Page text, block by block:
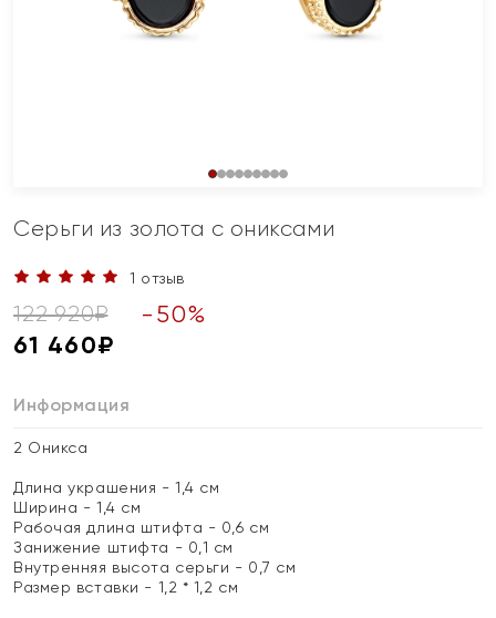
Серьги из золота с ониксами
1 отзыв
122 920₽ - 50%
61 460₽
Информация
2 Оникса
Длина украшения - 1,4 см
Ширина - 1,4 см
Рабочая длина штифта - 0,6 см
Занижение штифта - 0,1 см
Внутренняя высота серьги - 0,7 см
Размер вставки - 1,2 * 1,2 см